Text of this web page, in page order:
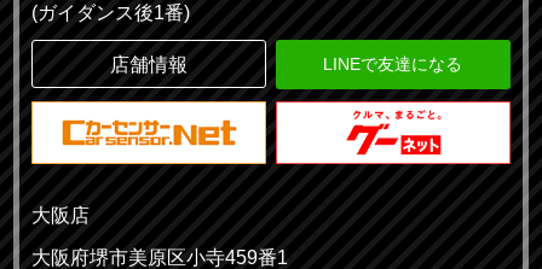
(ガイダンス後1番)
店舗情報 LINEで友達になる
大阪店
大阪府堺市美原区小寺459番1